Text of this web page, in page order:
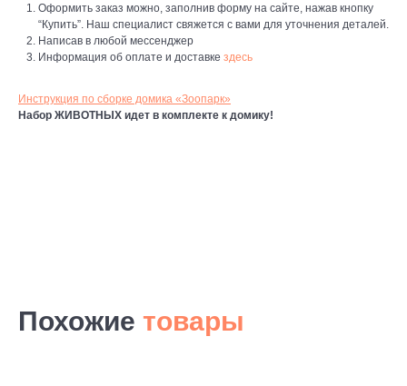
Оформить заказ можно, заполнив форму на сайте, нажав кнопку
“Купить”. Наш специалист свяжется с вами для уточнения деталей.
Написав в любой мессенджер
Информация об оплате и доставке здесь
Инструкция по сборке домика «Зоопарк»
Набор ЖИВОТНЫХ идет в комплекте к домику!
Похожие товары